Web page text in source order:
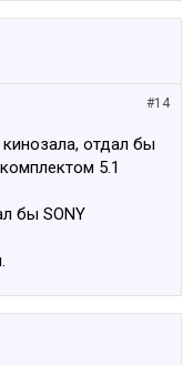
#14
отдал бы
5.1
бы SONY